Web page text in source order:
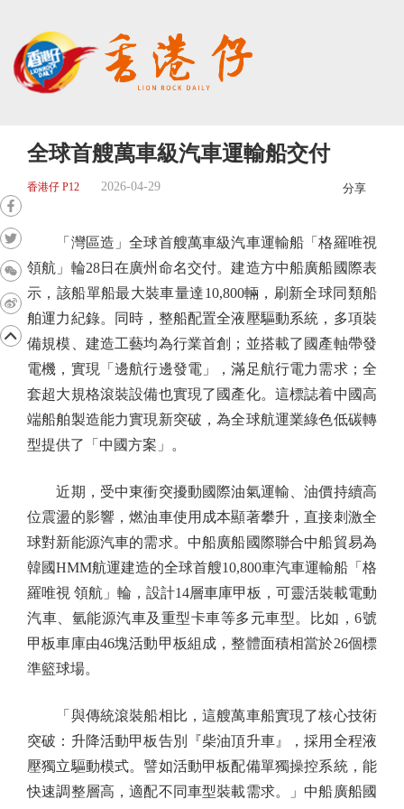
全球首艘萬車級汽車運輸船交付
香港仔 P12 2026-04-29 分享
「灣區造」全球首艘萬車級汽車運輸船「格羅唯視
領航」輪28日在廣州命名交付。建造方中船廣船國際表
示，該船單船最大裝車量達10,800輛，刷新全球同類船
舶運力紀錄。同時，整船配置全液壓驅動系統，多項裝
備規模、建造工藝均為行業首創；並搭載了國產軸帶發
電機，實現「邊航行邊發電」，滿足航行電力需求；全
套超大規格滾裝設備也實現了國產化。這標誌着中國高
端船舶製造能力實現新突破，為全球航運業綠色低碳轉
型提供了「中國方案」。
近期，受中東衝突擾動國際油氣運輸、油價持續高
位震盪的影響，燃油車使用成本顯著攀升，直接刺激全
球對新能源汽車的需求。中船廣船國際聯合中船貿易為
韓國HMM航運建造的全球首艘10,800車汽車運輸船「格
羅唯視 領航」輪，設計14層車庫甲板，可靈活裝載電動
汽車、氫能源汽車及重型卡車等多元車型。比如，6號
甲板車庫由46塊活動甲板組成，整體面積相當於26個標
準籃球場。
「與傳統滾裝船相比，這艘萬車船實現了核心技術
突破：升降活動甲板告別『柴油頂升車』，採用全程液
壓獨立驅動模式。譬如活動甲板配備單獨操控系統，能
快速調整層高，適配不同車型裝載需求。」中船廣船國